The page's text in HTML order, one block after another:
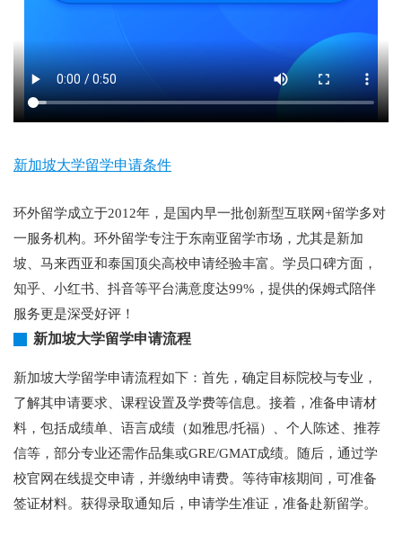
新加坡大学留学申请条件
环外留学成立于2012年，是国内早一批创新型互联网+留学多对
一服务机构。环外留学专注于东南亚留学市场，尤其是新加
坡、马来西亚和泰国顶尖高校申请经验丰富。学员口碑方面，
知乎、小红书、抖音等平台满意度达99%，提供的保姆式陪伴
服务更是深受好评！
新加坡大学留学申请流程
新加坡大学留学申请流程如下：首先，确定目标院校与专业，
了解其申请要求、课程设置及学费等信息。接着，准备申请材
料，包括成绩单、语言成绩（如雅思/托福）、个人陈述、推荐
信等，部分专业还需作品集或GRE/GMAT成绩。随后，通过学
校官网在线提交申请，并缴纳申请费。等待审核期间，可准备
签证材料。获得录取通知后，申请学生准证，准备赴新留学。